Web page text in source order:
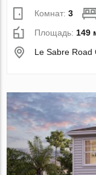
Комнат:3
Площадь: 149
Le Sabre Road